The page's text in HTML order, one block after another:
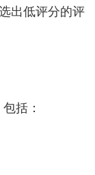
出低评分的评
括：